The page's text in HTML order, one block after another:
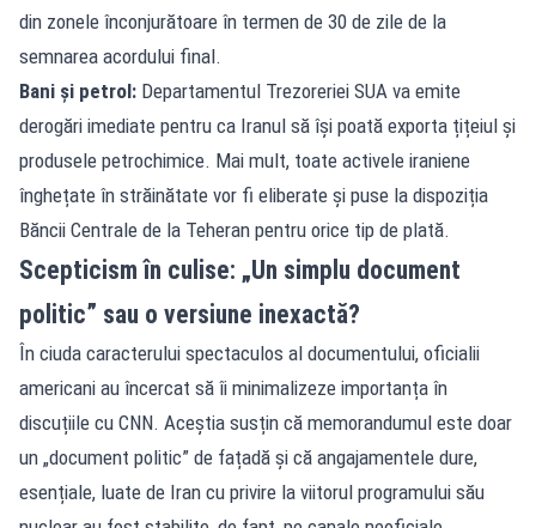
din zonele înconjurătoare în termen de 30 de zile de la
semnarea acordului final.
Bani și petrol: Departamentul Trezoreriei SUA va emite
derogări imediate pentru ca Iranul să își poată exporta țițeiul și
produsele petrochimice. Mai mult, toate activele iraniene
înghețate în străinătate vor fi eliberate și puse la dispoziția
Băncii Centrale de la Teheran pentru orice tip de plată.
Scepticism în culise: „Un simplu document
politic” sau o versiune inexactă?
În ciuda caracterului spectaculos al documentului, oficialii
americani au încercat să îi minimalizeze importanța în
discuțiile cu CNN. Aceștia susțin că memorandumul este doar
un „document politic” de fațadă și că angajamentele dure,
esențiale, luate de Iran cu privire la viitorul programului său